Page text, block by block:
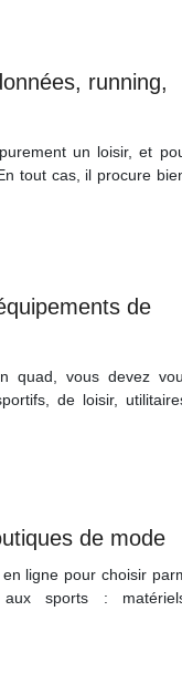
running,
un loisir, et
tout cas, il procure
de
quad, vous devez
de loisir,
de mode
ligne pour choisir
aux sports :